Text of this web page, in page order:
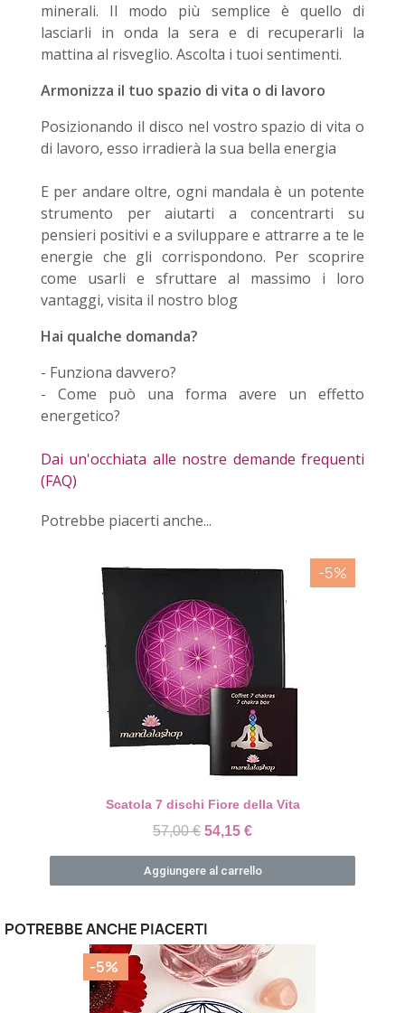
minerali. Il modo più semplice è quello di
lasciarli in onda la sera e di recuperarli la
mattina al risveglio. Ascolta i tuoi sentimenti.
Armonizza il tuo spazio di vita o di lavoro
Posizionando il disco nel vostro spazio di vita o
di lavoro, esso irradierà la sua bella energia
E per andare oltre, ogni mandala è un potente
strumento per aiutarti a concentrarti su
pensieri positivi e a sviluppare e attrarre a te le
energie che gli corrispondono. Per scoprire
come usarli e sfruttare al massimo i loro
vantaggi, visita il nostro blog
Hai qualche domanda?
- Funziona davvero?
- Come può una forma avere un effetto
energetico?
Dai un'occhiata alle nostre demande frequenti
(FAQ)
Potrebbe piacerti anche...
Aperçu rapide
-5%
Scatola 7 dischi Fiore della Vita
57,00 € 54,15 €
Aggiungere al carrello
POTREBBE ANCHE PIACERTI
-5%